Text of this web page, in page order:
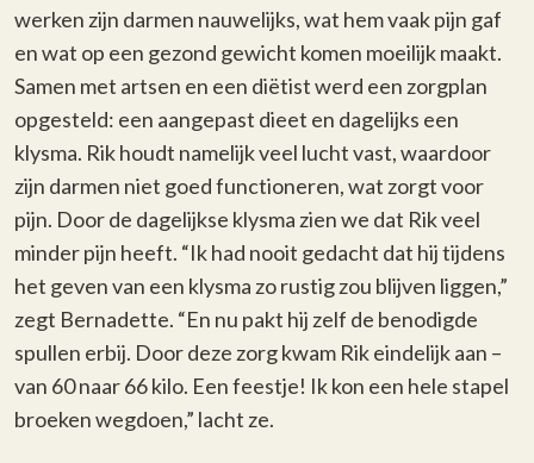
werken zijn darmen nauwelijks, wat hem vaak pijn gaf
en wat op een gezond gewicht komen moeilijk maakt.
Samen met artsen en een diëtist werd een zorgplan
opgesteld: een aangepast dieet en dagelijks een
klysma. Rik houdt namelijk veel lucht vast, waardoor
zijn darmen niet goed functioneren, wat zorgt voor
pijn. Door de dagelijkse klysma zien we dat Rik veel
minder pijn heeft. “Ik had nooit gedacht dat hij tijdens
het geven van een klysma zo rustig zou blijven liggen,”
zegt Bernadette. “En nu pakt hij zelf de benodigde
spullen erbij. Door deze zorg kwam Rik eindelijk aan –
van 60 naar 66 kilo. Een feestje! Ik kon een hele stapel
broeken wegdoen,” lacht ze.